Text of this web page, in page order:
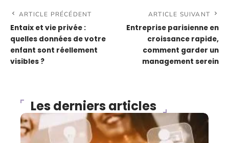
ARTICLE PRÉCÉDENT
Entaix et vie privée :
quelles données de votre
enfant sont réellement
visibles ?
ARTICLE SUIVANT
Entreprise parisienne en
croissance rapide,
comment garder un
management serein
Les derniers articles